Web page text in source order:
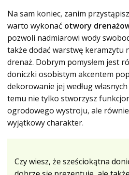
Na sam koniec, zanim
warto wykonać otwory
pozwoli nadmiarowi wody
także dodać warstwę keramzytu
drenaż. Dobrym pomysłem jest
doniczki osobistym akcentem
dekorowanie jej według
temu nie tylko stworzysz
ogrodowego wystroju, ale
wyjątkowy charakter.
Czy wiesz, że sześciokątna